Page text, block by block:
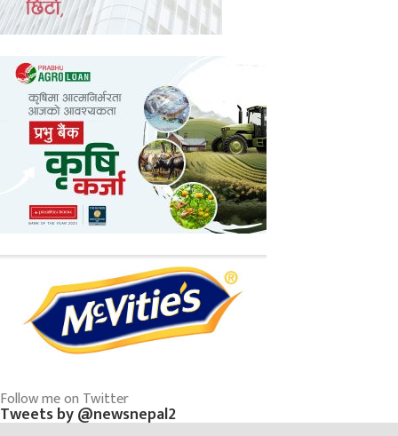
Follow me on Twitter
Tweets by @newsnepal2